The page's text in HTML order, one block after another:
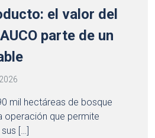
el valor del
parte de un
mil hectáreas de bosque
operación que permite
[…]